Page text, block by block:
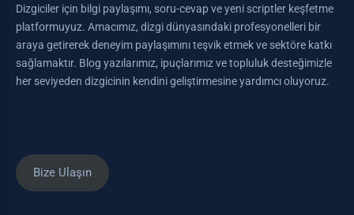
Dizgiciler için bilgi paylaşımı, soru-cevap ve yeni scriptler keşfetme
platformuyuz. Amacımız, dizgi dünyasındaki profesyonelleri bir
araya getirerek deneyim paylaşımını teşvik etmek ve sektöre katkı
sağlamaktır. Blog yazılarımız, ipuçlarımız ve topluluk desteğimizle
her seviyeden dizgicinin kendini geliştirmesine yardımcı oluyoruz.
Bize Ulaşın